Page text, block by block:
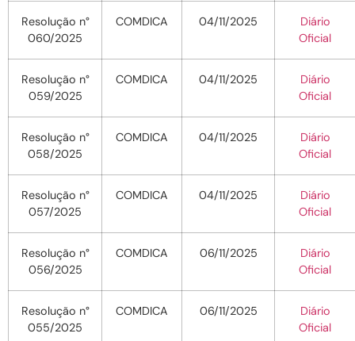
Resolução n°
060/2025
COMDICA 04/11/2025
Diário
Oficial
Resolução n°
059/2025
COMDICA 04/11/2025
Diário
Oficial
Resolução n°
058/2025
COMDICA 04/11/2025
Diário
Oficial
Resolução n°
057/2025
COMDICA 04/11/2025
Diário
Oficial
Resolução n°
056/2025
COMDICA 06/11/2025
Diário
Oficial
Resolução n°
055/2025
COMDICA 06/11/2025
Diário
Oficial